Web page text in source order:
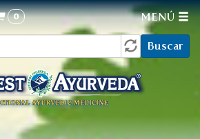
Buscar
0 MENÚ